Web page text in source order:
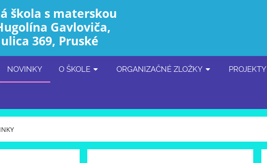
škola s materskou
Gavloviča,
369, Pruské
NOVINKY O ŠKOLE ORGANIZAČNÉ ZLOŽKY PROJEKTY